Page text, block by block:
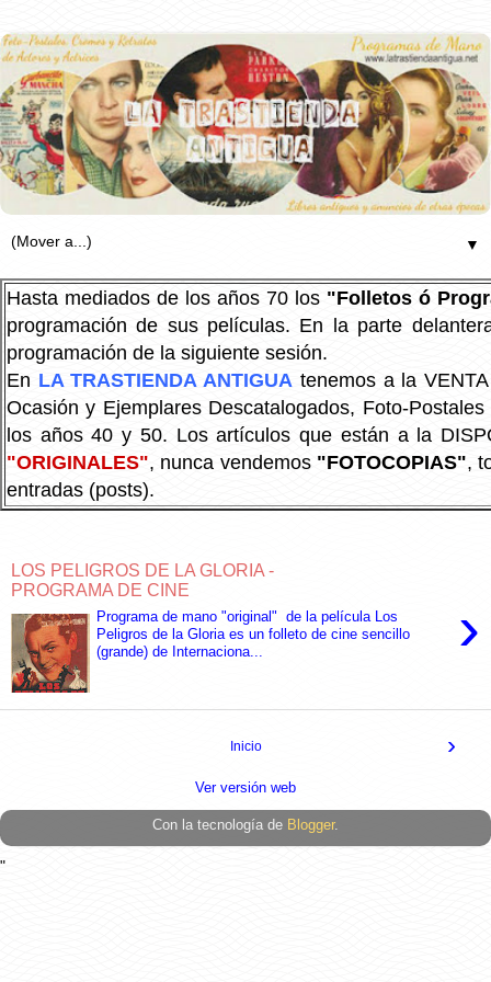
▼
Hasta mediados de los años 70 los "Folletos ó
programación de sus películas. En la parte
programación de la siguiente sesión.
En LA TRASTIENDA ANTIGUA tenemos a la
Ocasión y Ejemplares Descatalogados, Foto-
los años 40 y 50. Los artículos que están a la
"ORIGINALES", nunca vendemos "FOTOCOPIAS",
entradas (posts).
LOS PELIGROS DE LA GLORIA -
PROGRAMA DE CINE
›
Programa de mano "original" de la película Los
Peligros de la Gloria es un folleto de cine sencillo
(grande) de Internaciona...
›
Inicio
Ver versión web
Con la tecnología de Blogger.
"